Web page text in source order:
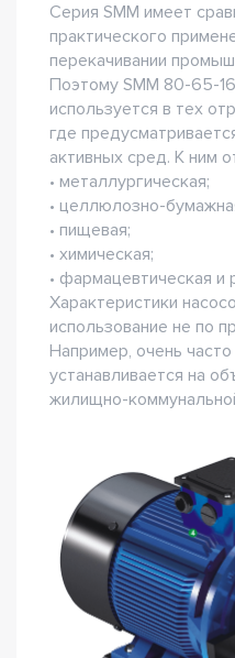
Серия SMM имеет
практического
перекачивании
Поэтому SMM 80-65-
используется в тех
где
активных сред. К ним
• металлургическая;
• целлюлозно-
• пищевая;
• химическая;
• фармацевтическая и
Характеристики
использование не по
Например, очень
устанавливается на
жилищно-